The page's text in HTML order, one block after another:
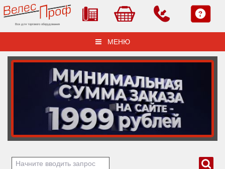
Все для торгового оборудования
МЕНЮ